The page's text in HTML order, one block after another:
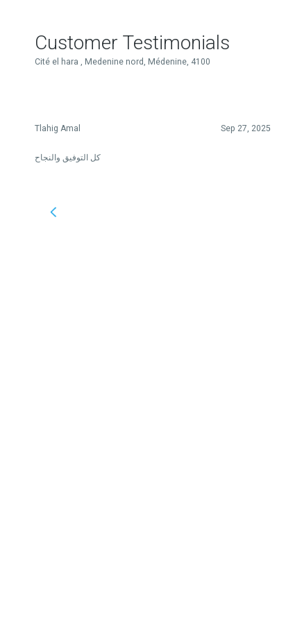
Customer Testimonials
Cité el hara , Medenine nord, Médenine, 4100
Tlahig Amal Sep 27, 2025
كل التوفيق والنجاح